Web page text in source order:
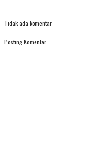
Tidak ada komentar:
Posting Komentar